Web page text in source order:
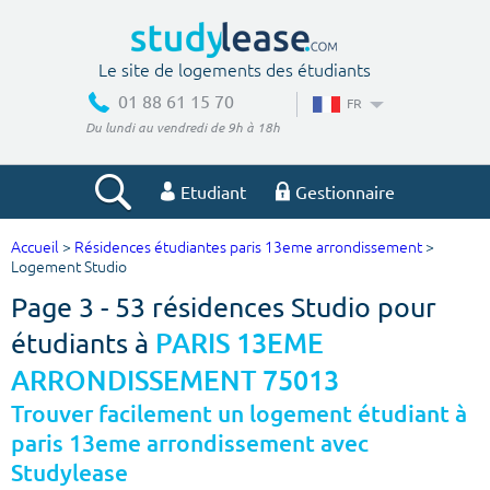
Le site de logements des étudiants
01 88 61 15 70
Du lundi au vendredi de 9h à 18h
FR
Etudiant Gestionnaire
Votre recherche
Ville, école
Budget min
€
Budget max
Accueil > Résidences étudiantes paris 13eme arrondissement>
Logement Studio
Page 3 - 53 résidences Studio pour
étudiants à PARIS 13EME
ARRONDISSEMENT 75013
Trouver facilement un logement étudiant à
paris 13eme arrondissement avec
Studylease